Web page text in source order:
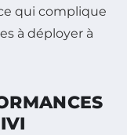
qui complique
à déployer à